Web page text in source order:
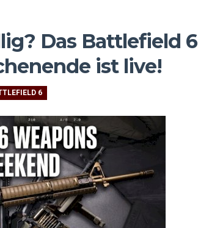
Das Battlefield 6
ist live!
6